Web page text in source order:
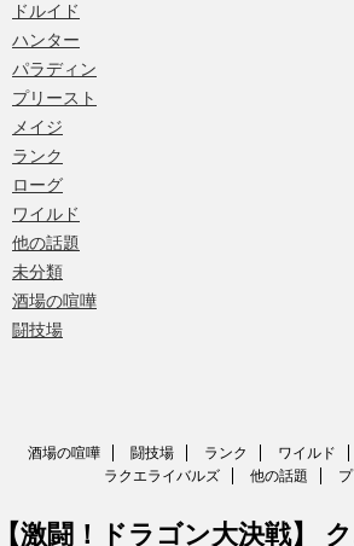
ドルイド
ハンター
パラディン
プリースト
メイジ
ランク
ローグ
ワイルド
他の話題
未分類
酒場の喧嘩
闘技場
酒場の喧嘩 闘技場 ランク ワイルド
ラクエライバルズ
他の話題
激闘！ドラゴン大決戦】